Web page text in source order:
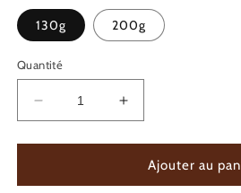
130g 200g
Quantité
Réduire
la
quantité
PÂTÉ
Augmenter
la
quantité
PÂTÉ
Ajouter au